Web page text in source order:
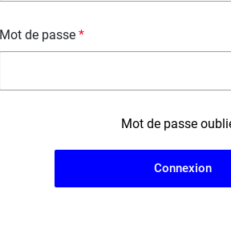
Mot de passe
Mot de passe
Connexion